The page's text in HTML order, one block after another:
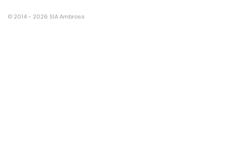
© 2014 - 2026 SIA Ambross